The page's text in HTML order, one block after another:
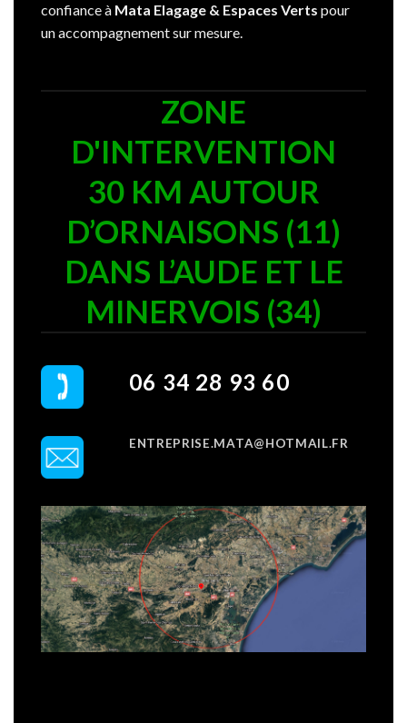
confiance à Mata Elagage & Espaces Verts pour
un accompagnement sur mesure.
ZONE
D'INTERVENTION
30 KM AUTOUR
D’ORNAISONS (11)
DANS L’AUDE ET LE
MINERVOIS (34)
06 34 28 93 60
ENTREPRISE.MATA@HOTMAIL.FR